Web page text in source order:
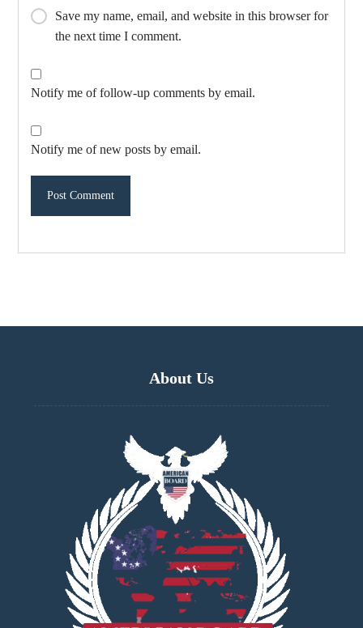
Save my name, email, and website in this browser for
the next time I comment.
Notify me of follow-up comments by email.
Notify me of new posts by email.
About Us